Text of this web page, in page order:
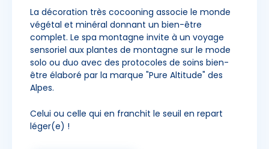
La décoration très cocooning associe le monde
végétal et minéral donnant un bien-être
complet. Le spa montagne invite à un voyage
sensoriel aux plantes de montagne sur le mode
solo ou duo avec des protocoles de soins bien-
être élaboré par la marque "Pure Altitude" des
Alpes.
Celui ou celle qui en franchit le seuil en repart
léger(e) !